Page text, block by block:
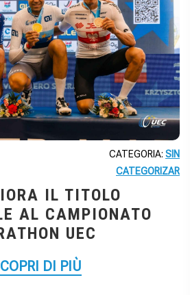
CATEGORIA: SIN
CATEGORIZAR
IL TITOLO
AL CAMPIONATO
UEC
DI PIÙ